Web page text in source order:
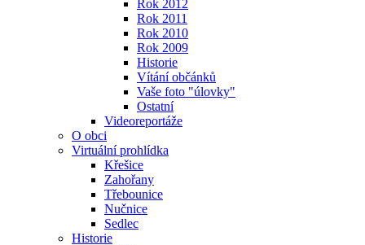
Rok 2012
Rok 2011
Rok 2010
Rok 2009
Historie
Vítání občánků
Vaše foto "úlovky"
Ostatní
Videoreportáže
O obci
Virtuální prohlídka
Křešice
Zahořany
Třebounice
Nučnice
Sedlec
Historie